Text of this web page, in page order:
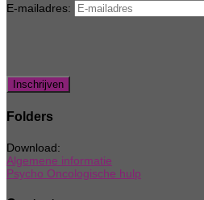
E-mailadres:
Folders
Download:
Algemene informatie
Psycho Oncologische hulp